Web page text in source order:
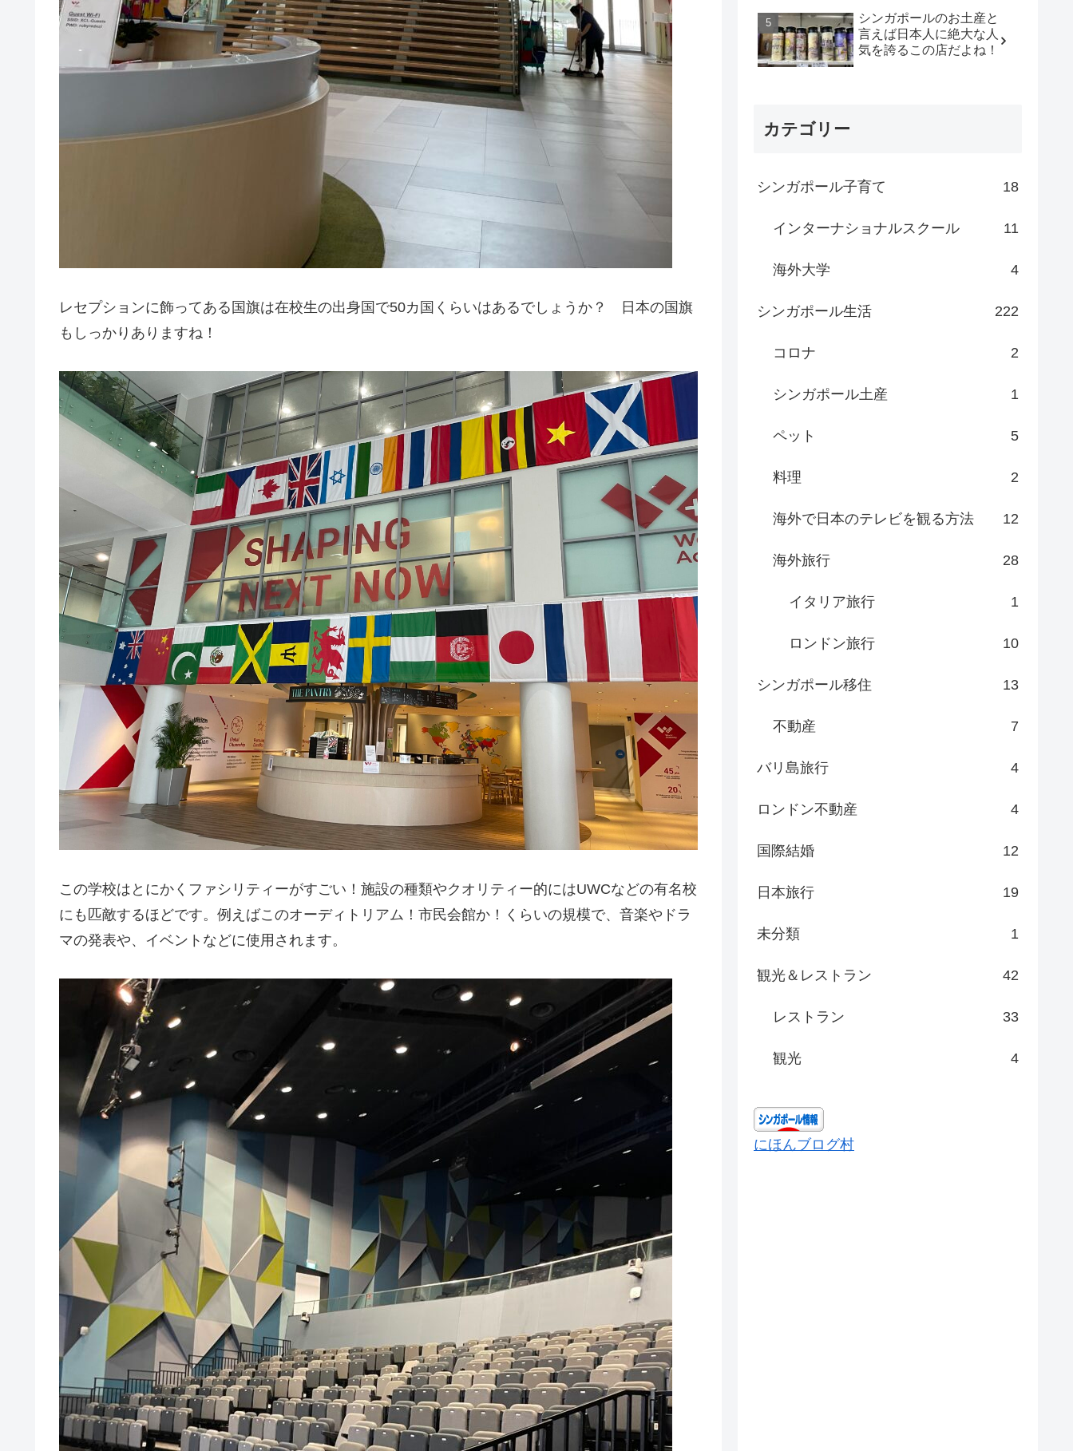
レセプションに飾ってある国旗は在校生の出身国で50カ国くらいはあるでしょうか？ 日本の国旗
もしっかりありますね！
この学校はとにかくファシリティーがすごい！施設の種類やクオリティー的にはUWCなどの有名校
にも匹敵するほどです。例えばこのオーディトリアム！市民会館か！くらいの規模で、音楽やドラ
マの発表や、イベントなどに使用されます。
シンガポールのお土産と
言えば日本人に絶大な人
気を誇るこの店だよね！
カテゴリー
シンガポール子育て 18
インターナショナルスクール 11
海外大学 4
シンガポール生活 222
コロナ 2
シンガポール土産 1
ペット 5
料理 2
海外で日本のテレビを観る方法 12
海外旅行 28
イタリア旅行 1
ロンドン旅行 10
シンガポール移住 13
不動産 7
バリ島旅行 4
ロンドン不動産 4
国際結婚 12
日本旅行 19
未分類 1
観光＆レストラン 42
レストラン 33
観光 4
にほんブログ村